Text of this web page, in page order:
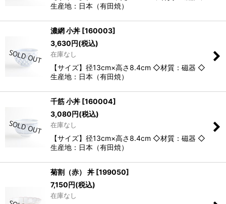
生産地：日本（有田焼）
濃網 小丼 [160003]
3,630円(税込)
在庫なし
【サイズ】径13cm×高さ8.4cm ◇材質：磁器 ◇
生産地：日本（有田焼）
千筋 小丼 [160004]
3,080円(税込)
在庫なし
【サイズ】径13cm×高さ8.4cm ◇材質：磁器 ◇
生産地：日本（有田焼）
菊割（赤） 丼 [199050]
7,150円(税込)
在庫なし